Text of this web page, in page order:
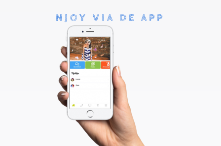
NJOY VIA DE APP